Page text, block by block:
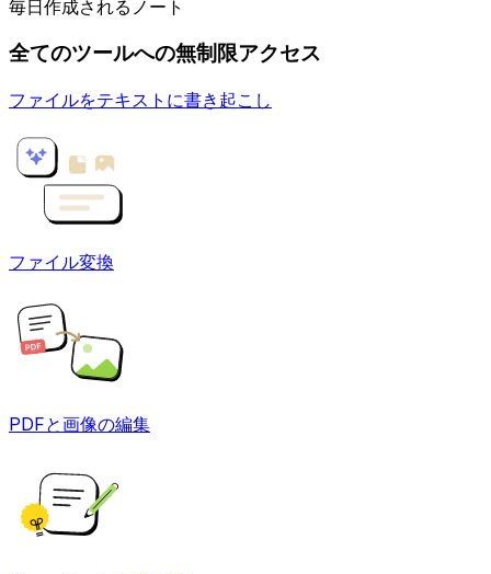
毎日作成されるノート
全てのツールへの無制限アクセス
ファイルをテキストに書き起こし
ファイル変換
PDFと画像の編集